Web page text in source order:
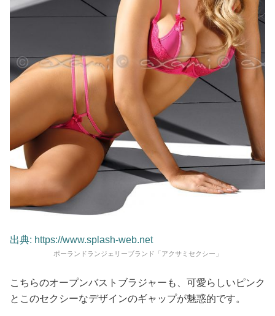
出典: https://www.splash-web.net
ポーランドランジェリーブランド「アクサミセクシー」
こちらのオープンバストブラジャーも、可愛らしいピンク
とこのセクシーなデザインのギャップが魅惑的です。